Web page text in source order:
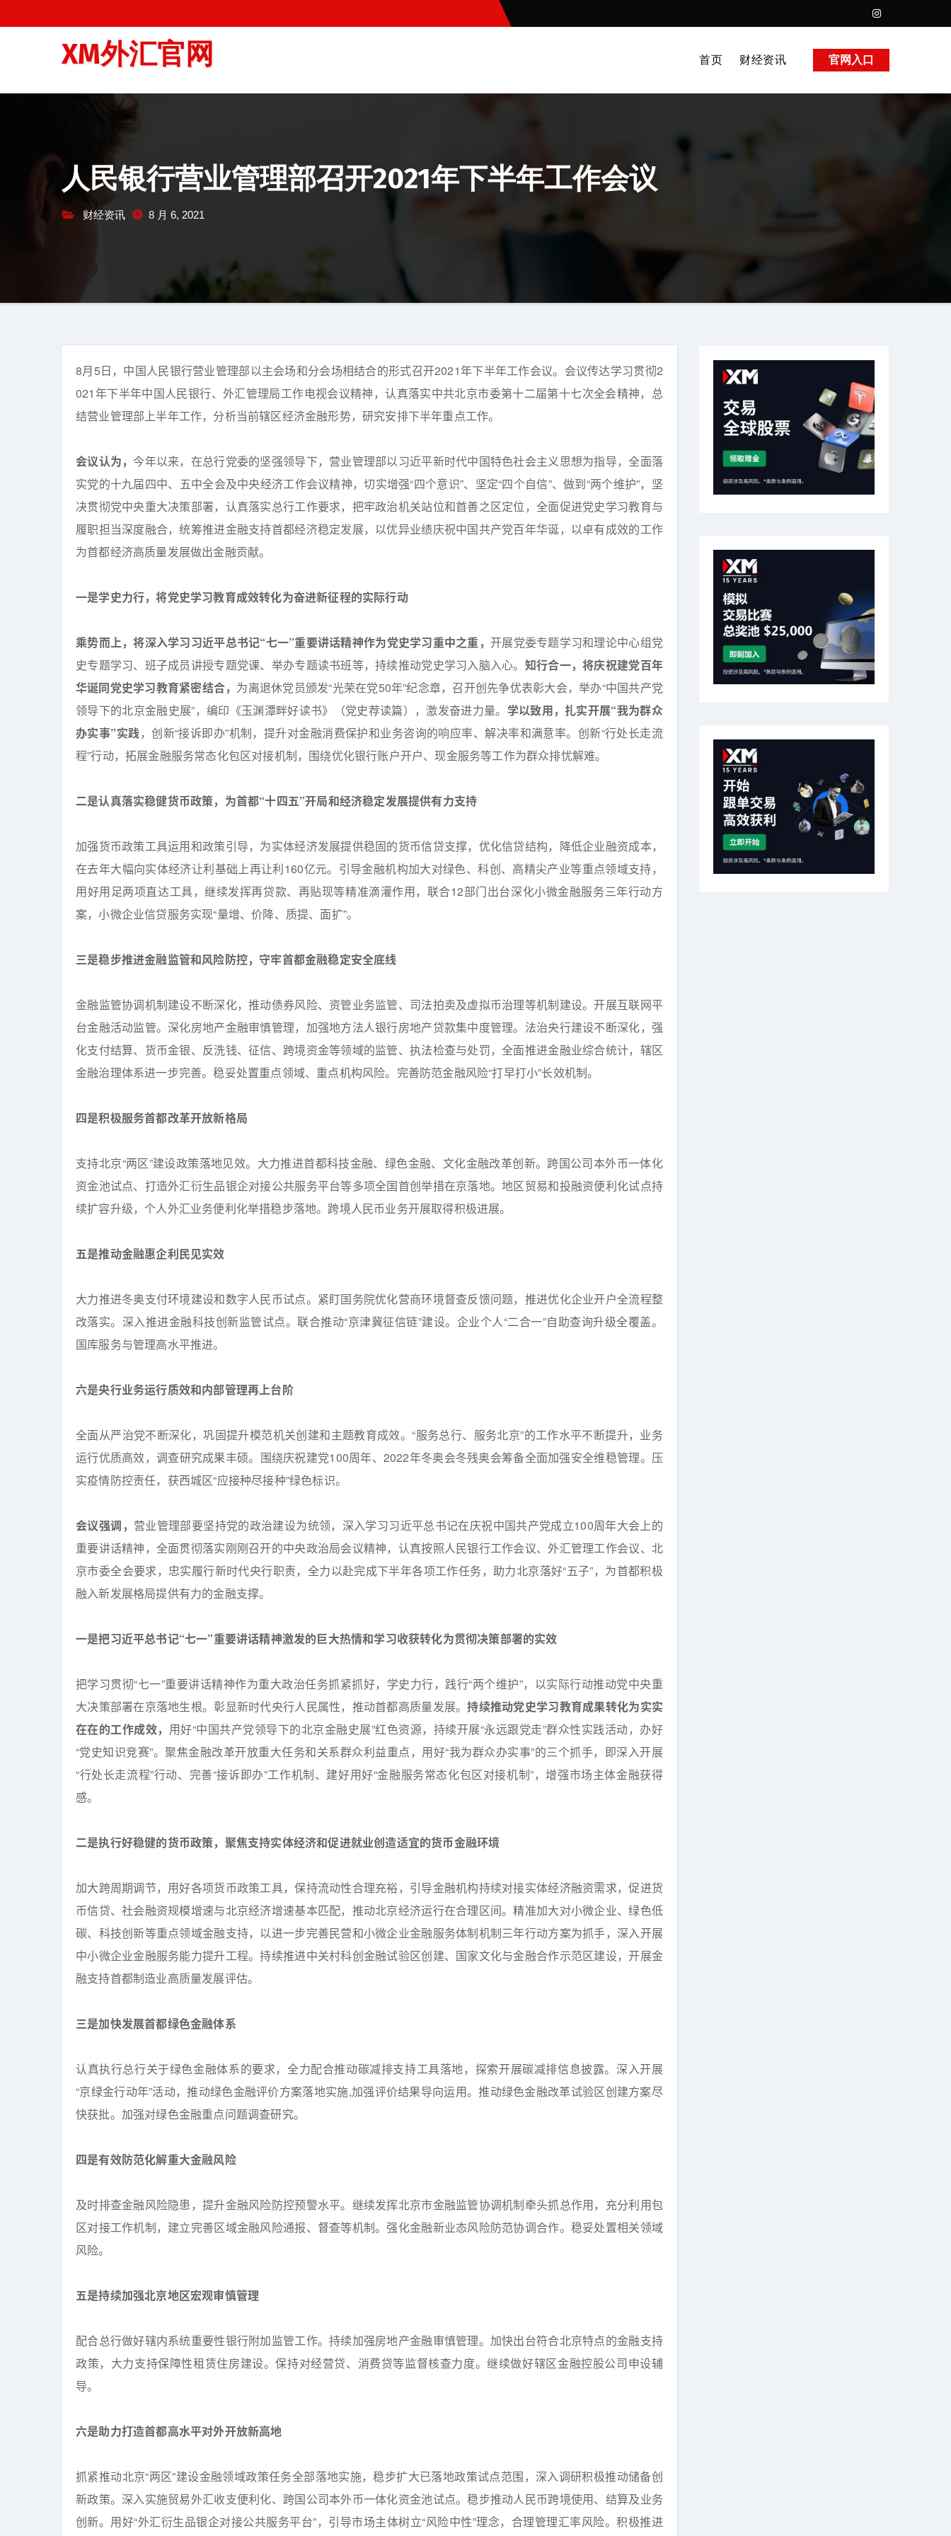
至
XM外汇官网 首页 财经资讯 官网入口
人民银行营业管理部召开2021年下半年工作会议
财经资讯 8 月 6, 2021
8月5日，中国人民银行营业管理部以主会场和分会场相结合的形式召开2021年下半年工作会议。会议传达学习贯彻2
021年下半年中国人民银行、外汇管理局工作电视会议精神，认真落实中共北京市委第十二届第十七次全会精神，总
结营业管理部上半年工作，分析当前辖区经济金融形势，研究安排下半年重点工作。
会议认为，今年以来，在总行党委的坚强领导下，营业管理部以习近平新时代中国特色社会主义思想为指导，全面落
实党的十九届四中、五中全会及中央经济工作会议精神，切实增强“四个意识”、坚定“四个自信”、做到“两个维护”，坚
决贯彻党中央重大决策部署，认真落实总行工作要求，把牢政治机关站位和首善之区定位，全面促进党史学习教育与
履职担当深度融合，统筹推进金融支持首都经济稳定发展，以优异业绩庆祝中国共产党百年华诞，以卓有成效的工作
为首都经济高质量发展做出金融贡献。
一是学史力行，将党史学习教育成效转化为奋进新征程的实际行动
乘势而上，将深入学习习近平总书记“七一”重要讲话精神作为党史学习重中之重，开展党委专题学习和理论中心组党
史专题学习、班子成员讲授专题党课、举办专题读书班等，持续推动党史学习入脑入心。 知行合一，将庆祝建党百年
华诞同党史学习教育紧密结合， 为离退休党员颁发“光荣在党50年”纪念章，召开创先争优表彰大会，举办“中国共产党
领导下的北京金融史展”，编印《玉渊潭畔好读书》（党史荐读篇），激发奋进力量。 学以致用，扎实开展“我为群众
办实事”实践，创新“接诉即办”机制，提升对金融消费保护和业务咨询的响应率、解决率和满意率。创新“行处长走流
程”行动，拓展金融服务常态化包区对接机制，围绕优化银行账户开户、现金服务等工作为群众排忧解难。
二是认真落实稳健货币政策，为首都“十四五”开局和经济稳定发展提供有力支持
加强货币政策工具运用和政策引导，为实体经济发展提供稳固的货币信贷支撑，优化信贷结构，降低企业融资成本，
在去年大幅向实体经济让利基础上再让利160亿元。引导金融机构加大对绿色、科创、高精尖产业等重点领域支持，
用好用足两项直达工具，继续发挥再贷款、再贴现等精准滴灌作用，联合12部门出台深化小微金融服务三年行动方
案，小微企业信贷服务实现“量增、价降、质提、面扩”。
三是稳步推进金融监管和风险防控，守牢首都金融稳定安全底线
金融监管协调机制建设不断深化，推动债券风险、资管业务监管、司法拍卖及虚拟币治理等机制建设。开展互联网平
台金融活动监管。深化房地产金融审慎管理，加强地方法人银行房地产贷款集中度管理。法治央行建设不断深化，强
化支付结算、货币金银、反洗钱、征信、跨境资金等领域的监管、执法检查与处罚，全面推进金融业综合统计，辖区
金融治理体系进一步完善。稳妥处置重点领域、重点机构风险。完善防范金融风险“打早打小”长效机制。
四是积极服务首都改革开放新格局
支持北京“两区”建设政策落地见效。大力推进首都科技金融、绿色金融、文化金融改革创新。跨国公司本外币一体化
资金池试点、打造外汇衍生品银企对接公共服务平台等多项全国首创举措在京落地。地区贸易和投融资便利化试点持
续扩容升级，个人外汇业务便利化举措稳步落地。跨境人民币业务开展取得积极进展。
五是推动金融惠企利民见实效
大力推进冬奥支付环境建设和数字人民币试点。紧盯国务院优化营商环境督查反馈问题，推进优化企业开户全流程整
改落实。深入推进金融科技创新监管试点。联合推动“京津冀征信链”建设。企业个人“二合一”自助查询升级全覆盖。
国库服务与管理高水平推进。
六是央行业务运行质效和内部管理再上台阶
全面从严治党不断深化，巩固提升模范机关创建和主题教育成效。“服务总行、服务北京”的工作水平不断提升，业务
运行优质高效，调查研究成果丰硕。围绕庆祝建党100周年、2022年冬奥会冬残奥会筹备全面加强安全维稳管理。压
实疫情防控责任，获西城区“应接种尽接种”绿色标识。
会议强调， 营业管理部要坚持党的政治建设为统领，深入学习习近平总书记在庆祝中国共产党成立100周年大会上的
重要讲话精神，全面贯彻落实刚刚召开的中央政治局会议精神，认真按照人民银行工作会议、外汇管理工作会议、北
京市委全会要求，忠实履行新时代央行职责，全力以赴完成下半年各项工作任务，助力北京落好“五子”，为首都积极
融入新发展格局提供有力的金融支撑。
一是把习近平总书记“七一”重要讲话精神激发的巨大热情和学习收获转化为贯彻决策部署的实效
把学习贯彻“七一”重要讲话精神作为重大政治任务抓紧抓好，学史力行，践行“两个维护”，以实际行动推动党中央重
大决策部署在京落地生根。彰显新时代央行人民属性，推动首都高质量发展。持续推动党史学习教育成果转化为实实
在在的工作成效， 用好“中国共产党领导下的北京金融史展”红色资源，持续开展“永远跟党走”群众性实践活动，办好
“党史知识竞赛”。聚焦金融改革开放重大任务和关系群众利益重点，用好“我为群众办实事”的三个抓手，即深入开展
“行处长走流程”行动、完善“接诉即办”工作机制、建好用好“金融服务常态化包区对接机制”，增强市场主体金融获得
感。
二是执行好稳健的货币政策，聚焦支持实体经济和促进就业创造适宜的货币金融环境
加大跨周期调节，用好各项货币政策工具，保持流动性合理充裕，引导金融机构持续对接实体经济融资需求，促进货
币信贷、社会融资规模增速与北京经济增速基本匹配，推动北京经济运行在合理区间。精准加大对小微企业、绿色低
碳、科技创新等重点领域金融支持，以进一步完善民营和小微企业金融服务体制机制三年行动方案为抓手，深入开展
中小微企业金融服务能力提升工程。持续推进中关村科创金融试验区创建、国家文化与金融合作示范区建设，开展金
融支持首都制造业高质量发展评估。
三是加快发展首都绿色金融体系
认真执行总行关于绿色金融体系的要求，全力配合推动碳减排支持工具落地，探索开展碳减排信息披露。深入开展
“京绿金行动年”活动，推动绿色金融评价方案落地实施,加强评价结果导向运用。推动绿色金融改革试验区创建方案尽
快获批。加强对绿色金融重点问题调查研究。
四是有效防范化解重大金融风险
及时排查金融风险隐患，提升金融风险防控预警水平。继续发挥北京市金融监管协调机制牵头抓总作用，充分利用包
区对接工作机制，建立完善区域金融风险通报、督查等机制。强化金融新业态风险防范协调合作。稳妥处置相关领域
风险。
五是持续加强北京地区宏观审慎管理
配合总行做好辖内系统重要性银行附加监管工作。持续加强房地产金融审慎管理。加快出台符合北京特点的金融支持
政策，大力支持保障性租赁住房建设。保持对经营贷、消费贷等监督核查力度。继续做好辖区金融控股公司申设辅
导。
六是助力打造首都高水平对外开放新高地
抓紧推动北京“两区”建设金融领域政策任务全部落地实施，稳步扩大已落地政策试点范围，深入调研积极推动储备创
新政策。深入实施贸易外汇收支便利化、跨国公司本外币一体化资金池试点。稳步推动人民币跨境使用、结算及业务
创新。用好“外汇衍生品银企对接公共服务平台”，引导市场主体树立“风险中性”理念，合理管理汇率风险。积极推进